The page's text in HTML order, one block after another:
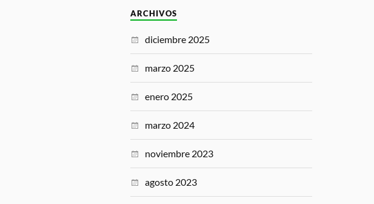
ARCHIVOS
diciembre 2025
marzo 2025
enero 2025
marzo 2024
noviembre 2023
agosto 2023